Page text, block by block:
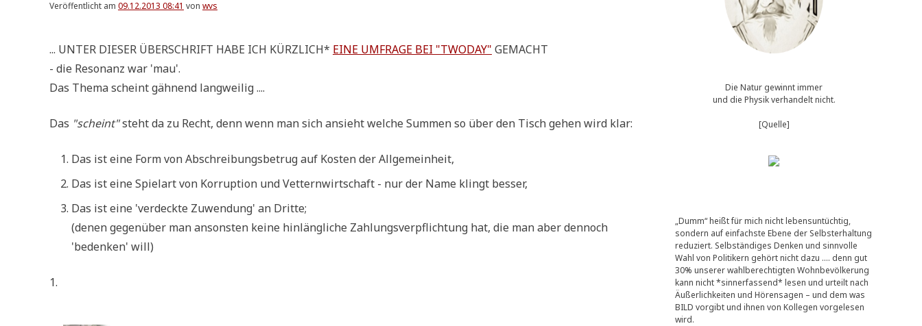
Veröffentlicht am 09.12.2013 08:41 von wvs
... UNTER DIE­SER ÜBER­SCHRIFT HABE ICH KÜRZ­LICH* EINE UMFRA­GE BEI "TWO­DAY" GEMACHT
- die Reso­nanz war 'mau'.
Das The­ma scheint gäh­nend langweilig ....
Das "scheint"steht da zu Recht, denn wenn man sich ansieht wel­che Sum­men so über den Tisch gehen wird klar:
Das ist eine Form von Abschrei­bungs­be­trug auf Kosten der Allgemeinheit,
Das ist eine Spiel­art von Kor­rup­ti­on und Vet­tern­wirt­schaft - nur der Name klingt besser,
Das ist eine 'ver­deck­te Zuwen­dung' an Drit­te;
(denen gegen­über man anson­sten kei­ne hin­läng­li­che Zah­lungs­ver­pflich­tung hat, die man aber den­noch
'beden­ken' will)
1.
Die Natur gewinnt immer
und die Physik verhandelt nicht.
[Quelle]
„Dumm“ heißt für mich nicht lebensuntüchtig,
sondern auf einfachste Ebene der Selbsterhaltung
reduziert. Selbständiges Denken und sinnvolle
Wahl von Politikern gehört nicht dazu …. denn gut
30% unserer wahlberechtigten Wohnbevölkerung
kann nicht *sinnerfassend* lesen und urteilt nach
Äußerlichkeiten und Hörensagen – und dem was
BILD vorgibt und ihnen von Kollegen vorgelesen
wird.